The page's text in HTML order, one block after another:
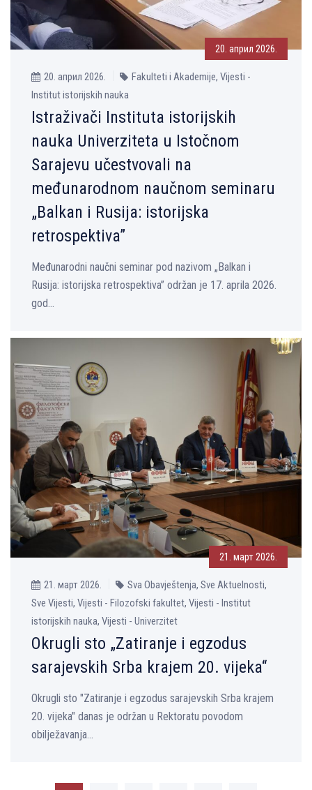
20. април 2026.
20. април 2026.
Fakulteti i Akademije, Vijesti -
Institut istorijskih nauka
Istraživači Instituta istorijskih
nauka Univerziteta u Istočnom
Sarajevu učestvovali na
međunarodnom naučnom seminaru
„Balkan i Rusija: istorijska
retrospektiva”
Međunarodni naučni seminar pod nazivom „Balkan i
Rusija: istorijska retrospektiva” održan je 17. aprila 2026.
god...
21. март 2026.
21. март 2026.
Sva Obavještenja, Sve Aktuelnosti,
Sve Vijesti, Vijesti - Filozofski fakultet, Vijesti - Institut
istorijskih nauka, Vijesti - Univerzitet
Okrugli sto „Zatiranje i egzodus
sarajevskih Srba krajem 20. vijeka“
Okrugli sto "Zatiranje i egzodus sarajevskih Srba krajem
20. vijeka" danas je održan u Rektoratu povodom
obilježavanja...